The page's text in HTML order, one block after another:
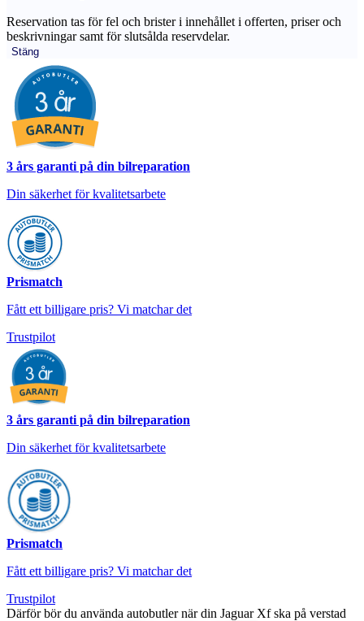
Reservation tas för fel och brister i innehållet i offerten, priser och
beskrivningar samt för slutsålda reservdelar.
Stäng
3 års garanti på din bilreparation
Din säkerhet för kvalitetsarbete
Prismatch
Fått ett billigare pris? Vi matchar det
Trustpilot
3 års garanti på din bilreparation
Din säkerhet för kvalitetsarbete
Prismatch
Fått ett billigare pris? Vi matchar det
Trustpilot
Därför bör du använda autobutler när din Jaguar Xf ska på verstad